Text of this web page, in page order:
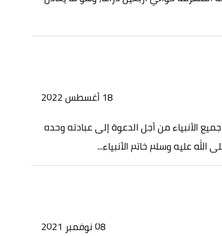
18 أغسطس 2022
الأنبياء من أجل الدعوة إلى عبادته وحده
عليه وسلم خاتم الأنبياء...
08 نوفمبر 2021